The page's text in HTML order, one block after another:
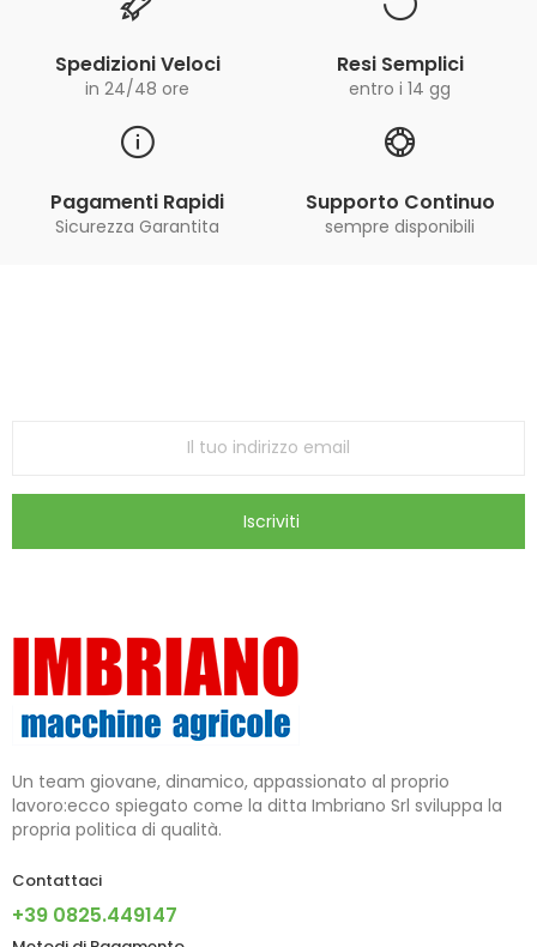
Spedizioni Veloci
in 24/48 ore
Resi Semplici
entro i 14 gg
Pagamenti Rapidi
Sicurezza Garantita
Supporto Continuo
sempre disponibili
Iscriviti
Un team giovane, dinamico, appassionato al proprio
lavoro:ecco spiegato come la ditta Imbriano Srl sviluppa la
propria politica di qualità.
Contattaci
+39 0825.449147